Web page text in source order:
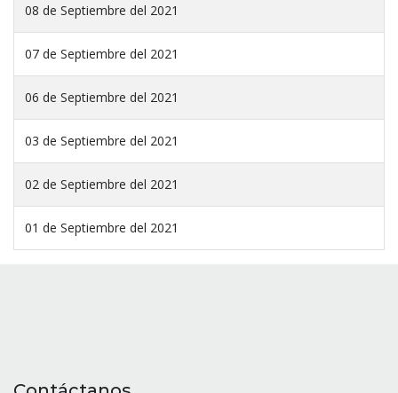
08 de Septiembre del 2021
07 de Septiembre del 2021
06 de Septiembre del 2021
03 de Septiembre del 2021
02 de Septiembre del 2021
01 de Septiembre del 2021